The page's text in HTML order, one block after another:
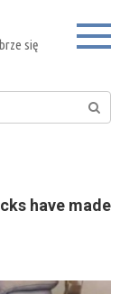
się
have made